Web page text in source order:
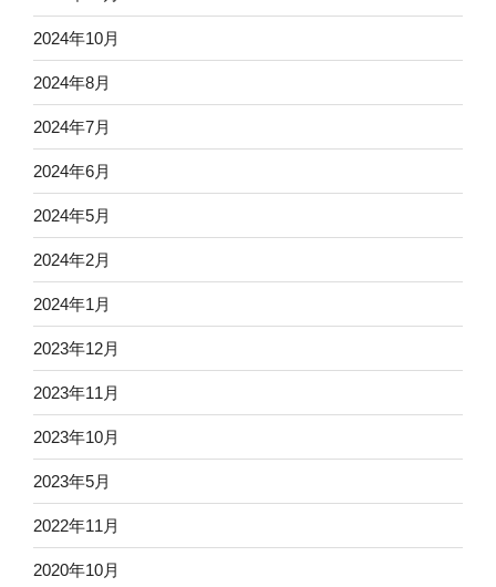
2024年10月
2024年8月
2024年7月
2024年6月
2024年5月
2024年2月
2024年1月
2023年12月
2023年11月
2023年10月
2023年5月
2022年11月
2020年10月